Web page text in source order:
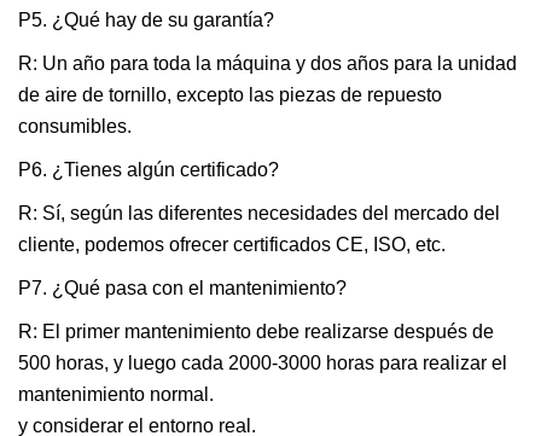
P5. ¿Qué hay de su garantía?
R: Un año para toda la máquina y dos años para la unidad
de aire de tornillo, excepto las piezas de repuesto
consumibles.
P6. ¿Tienes algún certificado?
R: Sí, según las diferentes necesidades del mercado del
cliente, podemos ofrecer certificados CE, ISO, etc.
P7. ¿Qué pasa con el mantenimiento?
R: El primer mantenimiento debe realizarse después de
500 horas, y luego cada 2000-3000 horas para realizar el
mantenimiento normal.
y considerar el entorno real.